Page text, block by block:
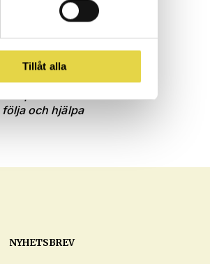
Tillåt alla
vad som
bra
och hjälpa
NYHETSBREV